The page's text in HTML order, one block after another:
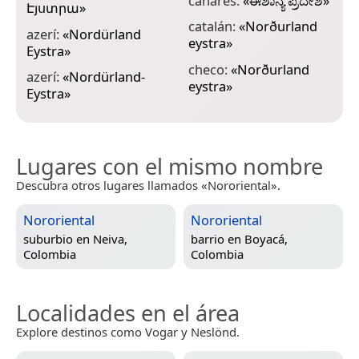
Էյստրա»
azerí:«Nordürland
Eystra»
azerí:«Nordürland-
Eystra»
catalán:«Norðurland
eystra»
checo:«Norðurland
eystra»
Lugares con el mismo nombre
Descubra otros lugares llamados «Nororiental».
Nororiental
suburbio en Neiva,
Colombia
Nororiental
barrio en Boyacá,
Colombia
Localidades en el área
Explore destinos como Vogar y Neslönd.